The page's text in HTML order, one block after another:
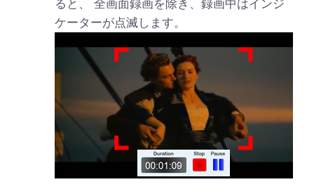
ると、 全画面録画を除き、録画中はインジ
ケーターが点滅します。